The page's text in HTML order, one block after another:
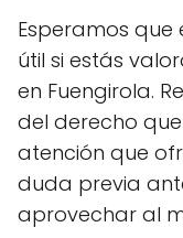
Esperamos
útil si estás
en Fuengirola.
del derecho
atención que
duda previa
aprovechar al